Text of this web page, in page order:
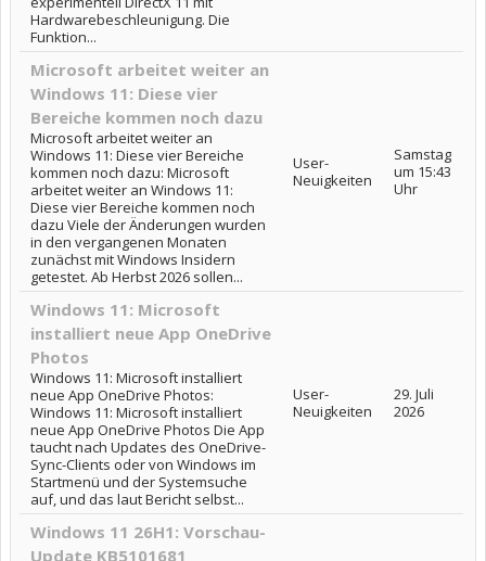
Hardwarebeschleunigung. Die
Funktion...
Microsoft arbeitet weiter an
Windows 11: Diese vier
Bereiche kommen noch dazu
Microsoft arbeitet weiter an
Windows 11: Diese vier Bereiche
kommen noch dazu: Microsoft
arbeitet weiter an Windows 11:
Diese vier Bereiche kommen noch
dazu Viele der Änderungen wurden
in den vergangenen Monaten
zunächst mit Windows Insidern
getestet. Ab Herbst 2026 sollen...
User-
Neuigkeiten
Samstag
um 15:43
Uhr
Windows 11: Microsoft
installiert neue App OneDrive
Photos
Windows 11: Microsoft installiert
neue App OneDrive Photos:
Windows 11: Microsoft installiert
neue App OneDrive Photos Die App
taucht nach Updates des OneDrive-
Sync-Clients oder von Windows im
Startmenü und der Systemsuche
auf, und das laut Bericht selbst...
User-
Neuigkeiten
29. Juli
2026
Windows 11 26H1: Vorschau-
Update KB5101681